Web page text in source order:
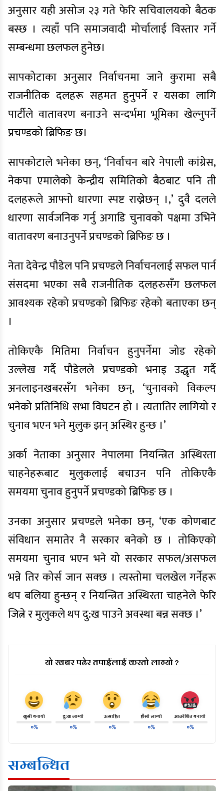
अनुसार यही असोज २३ गते फेरि सचिवालयको बैठक
बस्छ । त्यहाँ पनि समाजवादी मोर्चालाई विस्तार गर्ने
सम्बन्धमा छलफल हुनेछ।
सापकोटाका अनुसार निर्वाचनमा जाने कुरामा सबै
राजनीतिक दलहरू सहमत हुनुपर्ने र यसका लागि
पार्टीले वातावरण बनाउने सन्दर्भमा भूमिका खेल्नुपर्ने
प्रचण्डको ब्रिफिङ छ।
सापकोटाले भनेका छन्, ‘निर्वाचन बारे नेपाली कांग्रेस,
नेकपा एमालेको केन्द्रीय समितिको बैठबाट पनि ती
दलहरूले आफ्नो धारणा स्पष्ट राख्नेछन् ।,’ दुवै दलले
धारणा सार्वजनिक गर्नु अगाडि चुनावको पक्षमा उभिने
वातावरण बनाउनुपर्ने प्रचण्डको ब्रिफिङ छ ।
नेता देवेन्द्र पौडेल पनि प्रचण्डले निर्वाचनलाई सफल पार्न
संसदमा भएका सबै राजनीतिक दलहरुसँग छलफल
आवश्यक रहेको प्रचण्डको ब्रिफिङ रहेको बताएका छन्
।
तोकिएकै मितिमा निर्वाचन हुनुपर्नेमा जोड रहेको
उल्लेख गर्दै पौडेलले प्रचण्डको भनाइ उद्धृत गर्दै
अनलाइनखबरसँग भनेका छन्, ‘चुनावको विकल्प
भनेको प्रतिनिधि सभा विघटन हो । त्यतातिर लागियो र
चुनाव भएन भने मुलुक झन् अस्थिर हुन्छ ।’
अर्का नेताका अनुसार नेपालमा नियन्त्रित अस्थिरता
चाहनेहरूबाट मुलुकलाई बचाउन पनि तोकिएकै
समयमा चुनाव हुनुपर्ने प्रचण्डको ब्रिफिङ छ ।
उनका अनुसार प्रचण्डले भनेका छन्, ‘एक कोणबाट
संविधान समातेर नै सरकार बनेको छ । तोकिएको
समयमा चुनाव भएन भने यो सरकार सफल/असफल
भन्ने तिर कोर्स जान सक्छ । त्यस्तोमा चलखेल गर्नेहरू
थप बलिया हुन्छन् र नियन्त्रित अस्थिरता चाहनेले फेरि
जित्ने र मुलुकले थप दु:ख पाउने अवस्था बन्न सक्छ ।’
यो खबर पढेर तपाईलाई कस्तो लाग्यो ?
खुसी बनायो
०%
दु:ख लाग्यो
०%
उत्साहित
०%
हाँसो लाग्यो
०%
आक्रोशित बनायो
०%
सम्बन्धित